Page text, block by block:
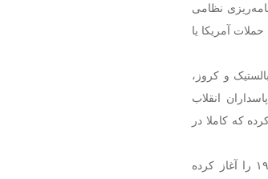
نظامی
آمریکا یا
موشکی ایران با بیش از ۳۰۰۰ موشک بالستیک و کروز،
انقلاب
که کاملا در
تهران بزرگ‌ترین بسیج نیروهای ذخیره از زمان جنگ ایران و عراق در دهه ۱۹۸۰ را آغاز کرده